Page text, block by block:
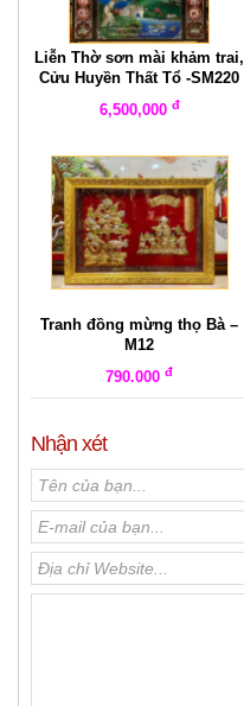
Liễn Thờ sơn mài khảm trai,
Cửu Huyền Thất Tổ -SM220
6,500,000 đ
Tranh đồng mừng thọ Bà –
M12
790.000 đ
Nhận xét